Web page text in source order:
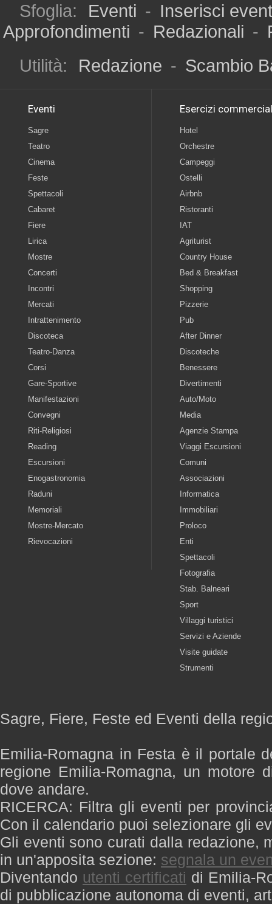
Sfoglia: Eventi - Inserisci
Approfondimenti - Redazionali -
Utilità:
Redazione - Scambio
Eventi
Sagre
Teatro
Cinema
Feste
Spettacoli
Cabaret
Fiere
Lirica
Mostre
Concerti
Incontri
Mercati
Intrattenimento
Discoteca
Teatro-Danza
Corsi
Gare-Sportive
Manifestazioni
Convegni
Riti-Religiosi
Reading
Escursioni
Enogastronomia
Raduni
Memoriali
Mostre-Mercato
Rievocazioni
Esercizi
Hotel
Orchestre
Campeggi
Ostelli
Airbnb
Ristoranti
IAT
Agriturist
Country House
Bed & Breakfast
Shopping
Pizzerie
Pub
After Dinner
Discoteche
Benessere
Divertimenti
Auto/Moto
Media
Agenzie Stampa
Viaggi Escursioni
Comuni
Associazioni
Informatica
Immobiliari
Proloco
Enti
Spettacoli
Fotografia
Stab. Balneari
Sport
Villaggi turistici
Servizi e Aziende
Visite guidate
Strumenti
Sagre, Fiere, Feste ed Eventi della
Emilia-Romagna in Festa è il portale
regione Emilia-Romagna, un motore
dove andare.
RICERCA: Filtra gli eventi per
Con il calendario puoi selezionare gli
Gli eventi sono curati dalla redazione,
in un'apposita sezione: segnala un
Diventando utenti certificati di Emilia-
di pubblicazione autonoma di eventi,